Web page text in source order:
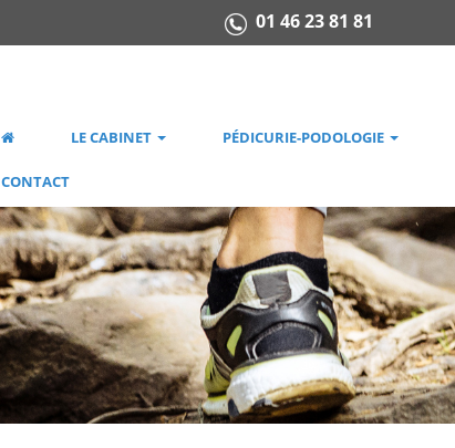
01 46 23 81 81
LE CABINET PÉDICURIE-PODOLOGIE
CONTACT